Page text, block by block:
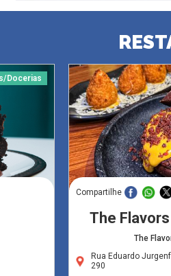
Docerias
Compartilhe
The
The
Rua Eduardo
290